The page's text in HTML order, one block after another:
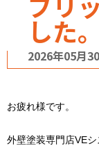
した。
2026年05月
お疲れ様です。
外壁塗装専門店VE